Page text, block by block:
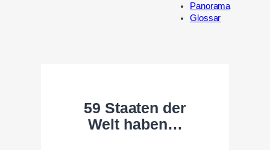
Panorama
Glossar
59 Staaten der
Welt haben…